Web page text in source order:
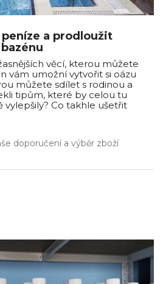
a prodloužit
věcí, kterou můžete
vám umožní vytvořit si oázu
můžete sdílet s rodinou a
tipům, které by celou tu
vylepšily? Co takhle ušetřit
doporučení a výběr zboží